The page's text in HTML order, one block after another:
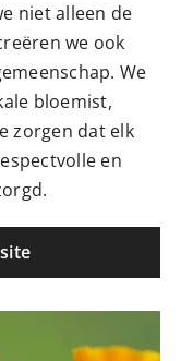
niet alleen de
we ook
We
bloemist,
zorgen dat elk
en